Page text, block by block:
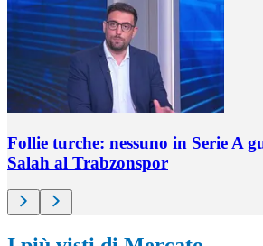
Follie turche: nessuno in Serie A
Salah al Trabzonspor